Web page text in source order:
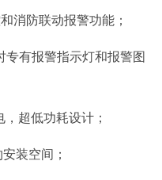
消防联动报警功能；
有报警指示灯和报警图
超低功耗设计；
装空间；